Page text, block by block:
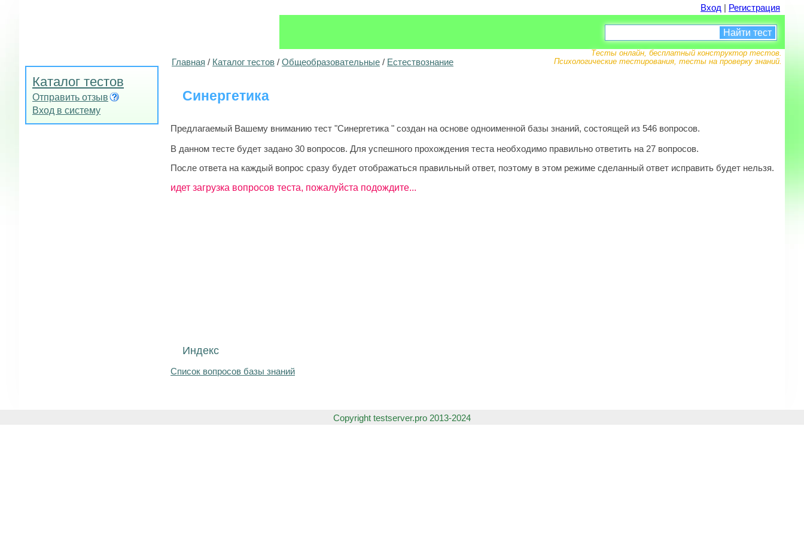
Вход | Регистрация
Тесты онлайн, бесплатный конструктор тестов.
Психологические тестирования, тесты на проверку знаний.
Найти тест
Каталог тестов
Отправить отзыв
Вход в систему
Главная / Каталог тестов / Общеобразовательные / Естествознание
Синергетика
Предлагаемый Вашему вниманию тест "Синергетика " создан на основе одноименной базы знаний, состоящей из 546 вопросов.
В данном тесте будет задано 30 вопросов. Для успешного прохождения теста необходимо правильно ответить на 27 вопросов.
После ответа на каждый вопрос сразу будет отображаться правильный ответ, поэтому в этом режиме сделанный ответ исправить будет нельзя.
идет загрузка вопросов теста, пожалуйста подождите...
Индекс
Список вопросов базы знаний
Copyright testserver.pro 2013-2024